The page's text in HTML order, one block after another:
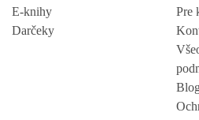
E-knihy
Darčeky
Pre